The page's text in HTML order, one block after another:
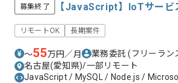
募集終了 【JavaScript】IoTサー
リモートOK 長期案件
〜55万円／月 業務委託(フリーラン
名古屋(愛知県)/一部リモート
JavaScript / MySQL / Node.js /